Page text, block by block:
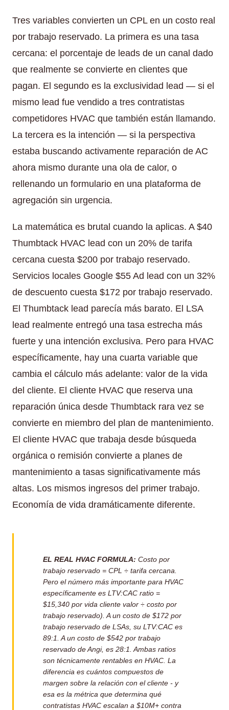
Tres variables convierten un CPL en un costo real
por trabajo reservado. La primera es una tasa
cercana: el porcentaje de leads de un canal dado
que realmente se convierte en clientes que
pagan. El segundo es la exclusividad lead — si el
mismo lead fue vendido a tres contratistas
competidores HVAC que también están llamando.
La tercera es la intención — si la perspectiva
estaba buscando activamente reparación de AC
ahora mismo durante una ola de calor, o
rellenando un formulario en una plataforma de
agregación sin urgencia.
La matemática es brutal cuando la aplicas. A $40
Thumbtack HVAC lead con un 20% de tarifa
cercana cuesta $200 por trabajo reservado.
Servicios locales Google $55 Ad lead con un 32%
de descuento cuesta $172 por trabajo reservado.
El Thumbtack lead parecía más barato. El LSA
lead realmente entregó una tasa estrecha más
fuerte y una intención exclusiva. Pero para HVAC
específicamente, hay una cuarta variable que
cambia el cálculo más adelante: valor de la vida
del cliente. El cliente HVAC que reserva una
reparación única desde Thumbtack rara vez se
convierte en miembro del plan de mantenimiento.
El cliente HVAC que trabaja desde búsqueda
orgánica o remisión convierte a planes de
mantenimiento a tasas significativamente más
altas. Los mismos ingresos del primer trabajo.
Economía de vida dramáticamente diferente.
EL REAL HVAC FORMULA: Costo por
trabajo reservado = CPL ÷ tarifa cercana.
Pero el número más importante para HVAC
específicamente es LTV:CAC ratio =
$15,340 por vida cliente valor ÷ costo por
trabajo reservado). A un costo de $172 por
trabajo reservado de LSAs, su LTV:CAC es
89:1. A un costo de $542 por trabajo
reservado de Angi, es 28:1. Ambas ratios
son técnicamente rentables en HVAC. La
diferencia es cuántos compuestos de
margen sobre la relación con el cliente - y
esa es la métrica que determina qué
contratistas HVAC escalan a $10M+ contra